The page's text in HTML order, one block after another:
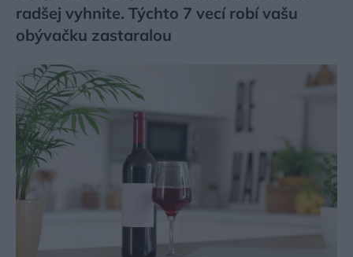
radšej vyhnite. Týchto 7 vecí robí vašu
obývačku zastaralou